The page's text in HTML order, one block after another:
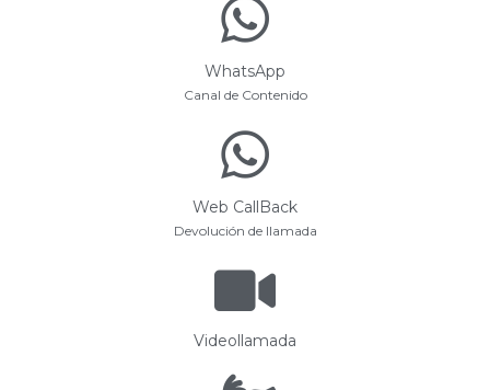
WhatsApp
Canal de Contenido
Web CallBack
Devolución de llamada
Videollamada